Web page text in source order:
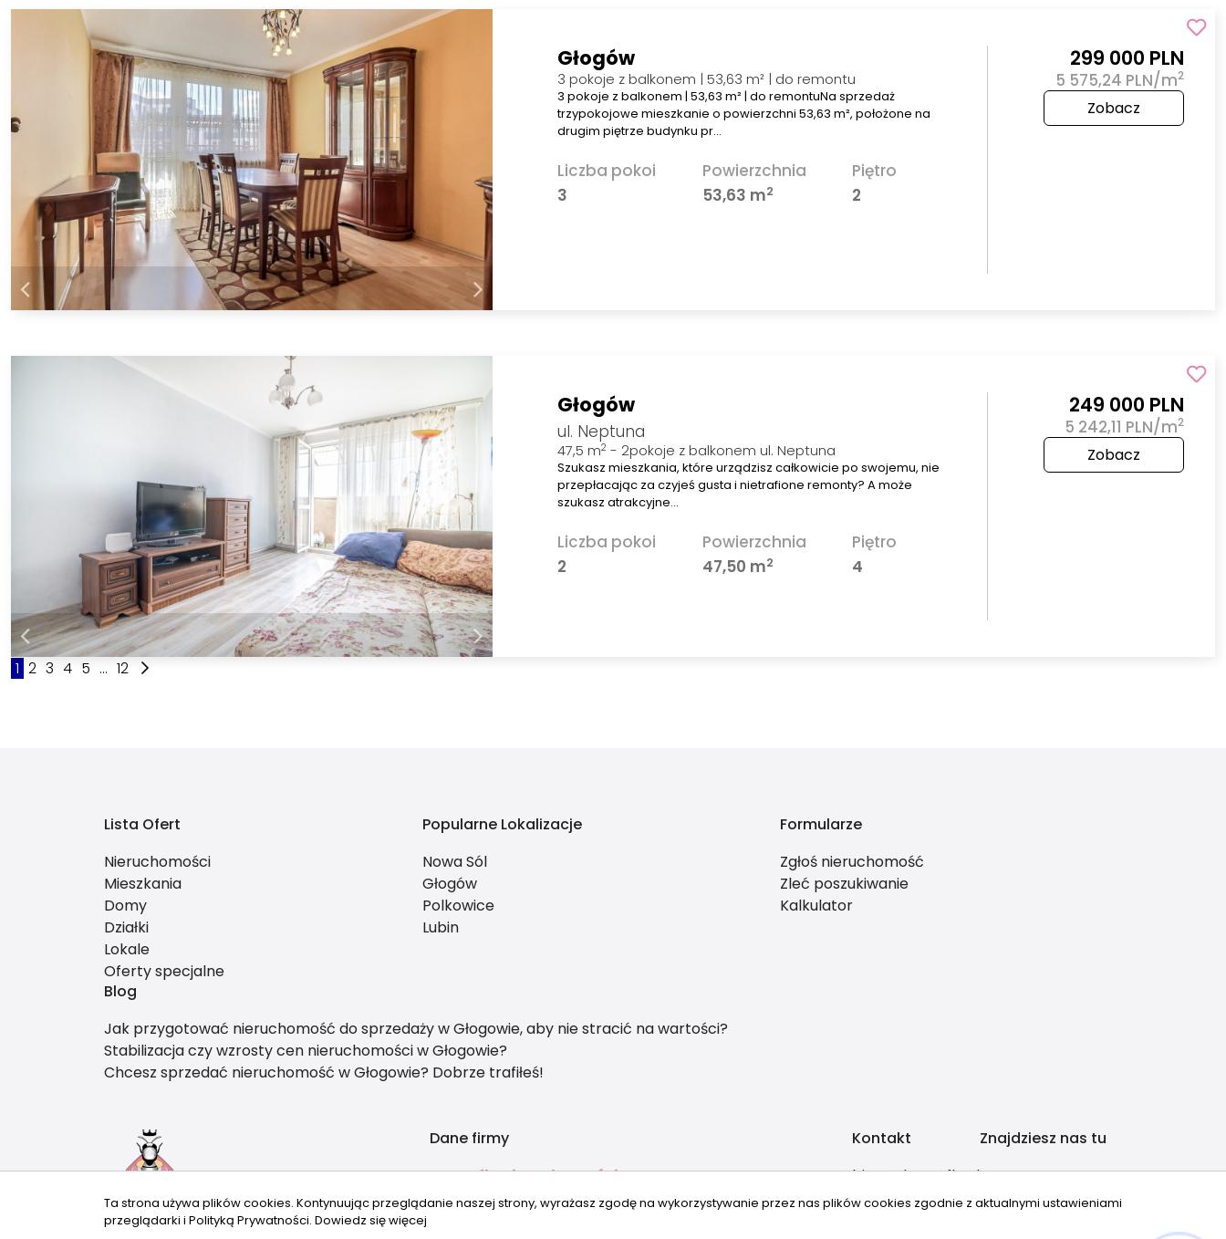
Głogów
3 pokoje z balkonem | 53,63 m² | do remontu
3 pokoje z balkonem | 53,63 m² | do remontuNa sprzedaż
trzypokojowe mieszkanie o powierzchni 53,63 m², położone na
drugim piętrze budynku pr…
Liczba pokoi
3
Powierzchnia
53,63 m2
Piętro
2
299 000 PLN
5 575,24 PLN/m2
Zobacz
Głogów
ul. Neptuna
47,5 m2 - 2pokoje z balkonem ul. Neptuna
Szukasz mieszkania, które urządzisz całkowicie po swojemu, nie
przepłacając za czyjeś gusta i nietrafione remonty? A może
szukasz atrakcyjne…
Liczba pokoi
2
Powierzchnia
47,50 m2
Piętro
4
249 000 PLN
5 242,11 PLN/m2
Zobacz
1 2 3 4 5 ... 12
Lista Ofert
Nieruchomości
Mieszkania
Domy
Działki
Lokale
Oferty specjalne
Popularne Lokalizacje
Nowa Sól
Głogów
Polkowice
Lubin
Formularze
Zgłoś nieruchomość
Zleć poszukiwanie
Kalkulator
Blog
Jak przygotować nieruchomość do sprzedaży w Głogowie, aby nie stracić na wartości?
Stabilizacja czy wzrosty cen nieruchomości w Głogowie?
Chcesz sprzedać nieruchomość w Głogowie? Dobrze trafiłeś!
Dane firmy
Housefly Nieruchomości
ul. Długa 44
Kontakt
biuro@housefly.pl
500 253 454
Znajdziesz nas tu
Ta strona używa plików cookies. Kontynuując przeglądanie naszej strony, wyrażasz zgodę na wykorzystywanie przez nas plików cookies zgodnie z aktualnymi ustawieniami
przeglądarki i Polityką Prywatności. Dowiedz się więcej